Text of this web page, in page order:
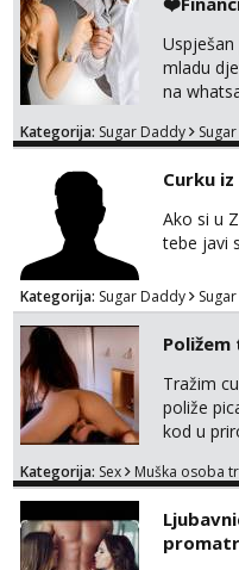
mladu
na
Kategorija: Sugar Daddy
Curku
Ako si u
tebe javi
Kategorija: Sugar Daddy
Tražim
poliže
kod u
jer nisam
za brz
Kategorija: Sex Muška osoba